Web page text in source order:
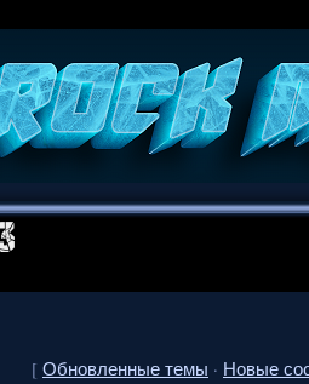
[ Обновленные темы · Новые